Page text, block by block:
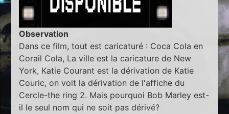
Observation
Dans ce film, tout est caricaturé : Coca Cola en
Corail Cola, La ville est la caricature de New
York, Katie Courant est la dérivation de Katie
Couric, on voit la dérivation de l'affiche du
Cercle-the ring 2. Mais pourquoi Bob Marley est-
il le seul nom qui ne soit pas dérivé?